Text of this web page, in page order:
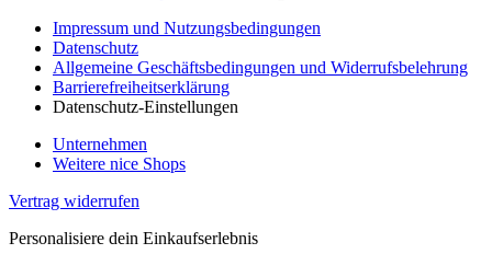
Impressum und Nutzungsbedingungen
Datenschutz
Allgemeine Geschäftsbedingungen und Widerrufsbelehrung
Barrierefreiheitserklärung
Datenschutz-Einstellungen
Unternehmen
Weitere nice Shops
Vertrag widerrufen
Personalisiere dein Einkaufserlebnis